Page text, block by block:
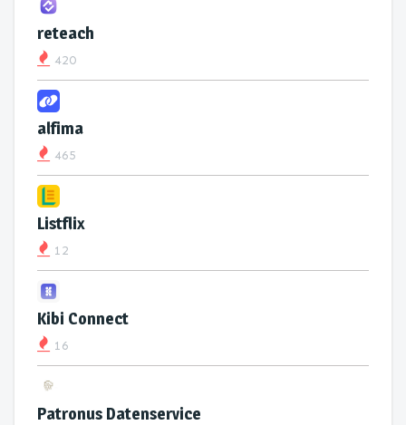
reteach
420
alfima
465
Listflix
12
Kibi Connect
16
Patronus Datenservice